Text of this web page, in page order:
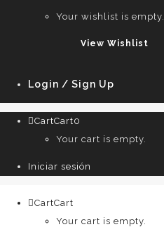
Your wishlist is empty.
View Wishlist
Login / Sign Up
CartCart0
Your cart is empty.
Iniciar sesión
CartCart
Your cart is empty.